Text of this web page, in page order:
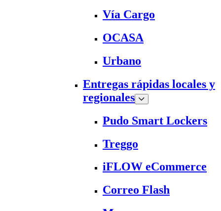
Vía Cargo
OCASA
Urbano
Entregas rápidas locales y
regionales
Pudo Smart Lockers
Treggo
iFLOW eCommerce
Correo Flash